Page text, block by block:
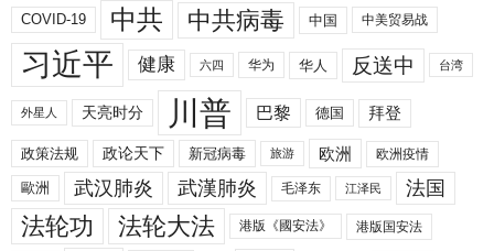
COVID-19 中共 中共病毒 中国 中美贸易战
习近平 健康 六四 华为 华人 反送中 台湾
外星人 天亮时分 川普 巴黎 德国 拜登
政策法规 政论天下 新冠病毒 旅游 欧洲 欧洲疫情
歐洲 武汉肺炎 武漢肺炎 毛泽东 江泽民 法国
法轮功 法轮大法 港版《國安法》 港版国安法